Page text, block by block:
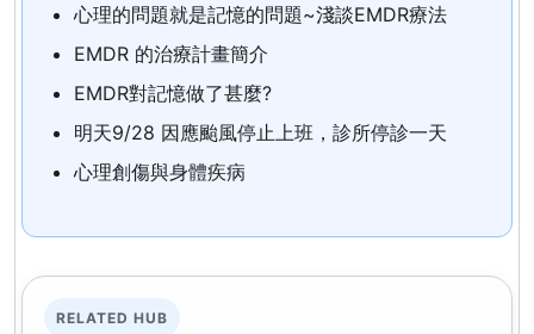
心理的問題就是記憶的問題~淺談EMDR療法
EMDR 的治療計畫簡介
EMDR對記憶做了甚麼?
明天9/28 因應颱風停止上班，診所停診一天
心理創傷與身體疾病
RELATED HUB